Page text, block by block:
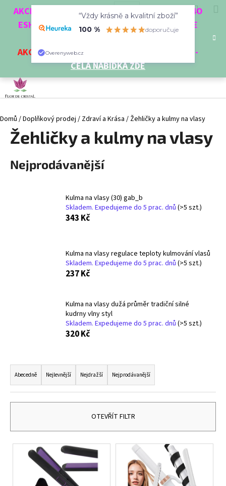
AKCE 3 + 1 ZDARMA. NAKUPTE 4 VĚCI Z NAŠEHO
ESHOPU A ČTVRTÝ NEJLEVNĚJŠÍ DOSTANETE
AKCENA VYBRANÉ VÝROBKY
-
CELÁ NABÍDKA ZDE
CZK HledatPřihlášení
Domů /Doplňkový prodej / Zdraví a Krása / Žehličky a kulmy na vlasy
Žehličky a kulmy na vlasy
Nejprodávanější
Kulma na vlasy (30) gab_b
Skladem. Expedujeme do 5 prac. dnů (>5 szt.)
343 Kč
Kulma na vlasy regulace teploty kulmování vlasů
Skladem. Expedujeme do 5 prac. dnů (>5 szt.)
237 Kč
Kulma na vlasy dužá průměr tradiční silné
kudrny vlny styl
Skladem. Expedujeme do 5 prac. dnů (>5 szt.)
320 Kč
Ř
a
z
e
í
p
Abecedně Nejlevnější Nejdražší Nejprodávanější
OTEVŘÍT FILTR
V
Zpět
Zpět
p
o
ř
e
b
u
j
D
o
r
u
“Vždy krásně a kvalitní zboží”
100 %
doporučuje
Overenyweb.cz